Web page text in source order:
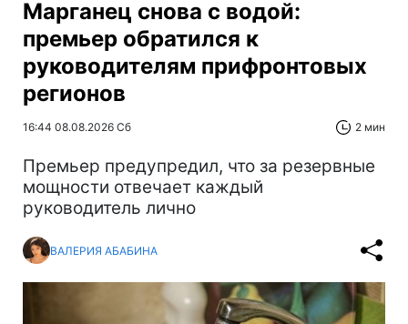
Марганец снова с водой:
премьер обратился к
руководителям прифронтовых
регионов
16:44 08.08.2026 Сб 2 мин
Премьер предупредил, что за резервные
мощности отвечает каждый
руководитель лично
ВАЛЕРИЯ АБАБИНА